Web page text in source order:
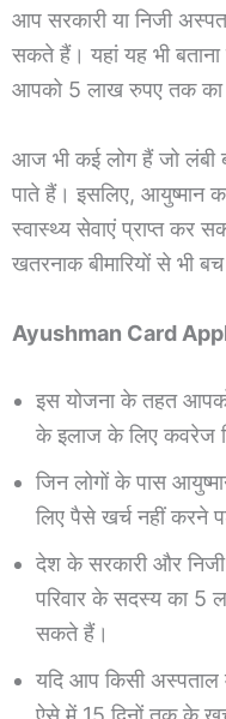
आप सरकारी या निजी
सकते हैं। यहां यह भी बताना
आपको 5 लाख रुपए तक का
आज भी कई लोग हैं जो लंबी
पाते हैं। इसलिए, आयुष्मान
स्वास्थ्य सेवाएं प्राप्त
खतरनाक बीमारियों से भी
Ayushman Card
इस योजना के तहत
के इलाज के लिए कवरेज
जिन लोगों के पास
लिए पैसे खर्च नहीं करने
देश के सरकारी और निजी
परिवार के सदस्य का 5
सकते हैं।
यदि आप किसी अस्पताल